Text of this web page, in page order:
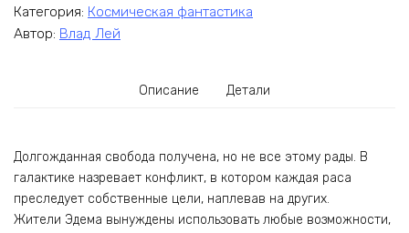
Категория: Космическая фантастика
Автор: Влад Лей
Описание Детали
Долгожданная свобода получена, но не все этому рады. В
галактике назревает конфликт, в котором каждая раса
преследует собственные цели, наплевав на других.
Жители Эдема вынуждены использовать любые возможности,